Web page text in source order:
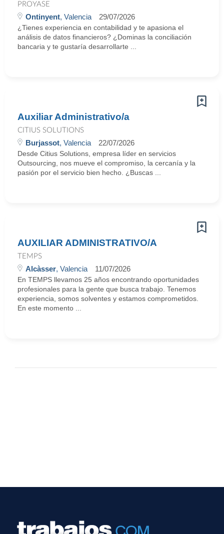
PROYASE
Ontinyent, Valencia 29/07/2026
¿Tienes experiencia en contabilidad y te apasiona el
análisis de datos financieros? ¿Dominas la conciliación
bancaria y te gustaría desarrollarte ...
Auxiliar Administrativo/a
CITIUS SOLUTIONS
Burjassot, Valencia 22/07/2026
Desde Citius Solutions, empresa líder en servicios
Outsourcing, nos mueve el compromiso, la cercanía y la
pasión por el servicio bien hecho. ¿Buscas ...
AUXILIAR ADMINISTRATIVO/A
TEMPS
Alcàsser, Valencia 11/07/2026
En TEMPS llevamos 25 años encontrando oportunidades
profesionales para la gente que busca trabajo. Tenemos
experiencia, somos solventes y estamos comprometidos.
En este momento ...